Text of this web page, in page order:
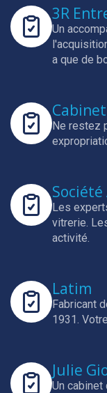
3R
Un
a que de
Ne restez
Société
Les
vitrerie.
activité.
Latim
Fabricant
1931.
Julie
Un cabinet